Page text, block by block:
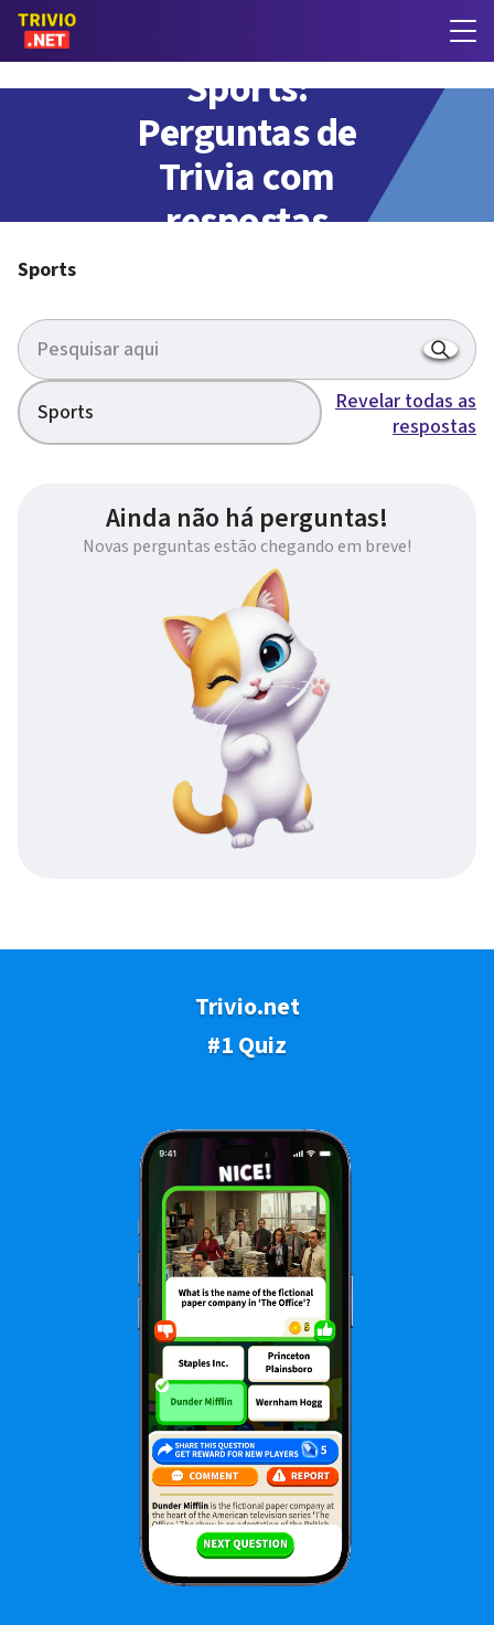
Sports:
Perguntas de
Trivia com
respostas
Sports
Sports
Revelar todas as
respostas
Ainda não há perguntas!
Novas perguntas estão chegando em breve!
Trivio.net
#1 Quiz